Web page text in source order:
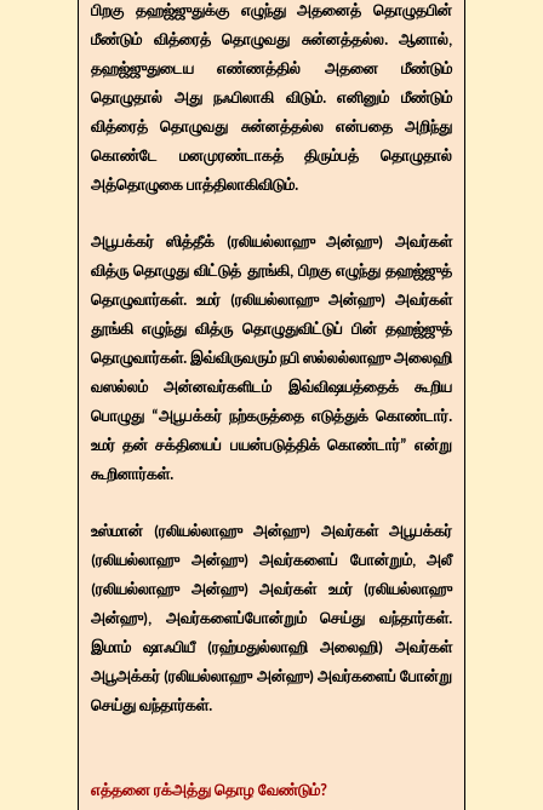
பிறகு தஹஜ்ஜுதுக்கு எழுந்து அதனைத் தொழுதபின்
மீண்டும் வித்ரைத் தொழுவது சுன்னத்தல்ல. ஆனால்,
தஹஜ்ஜுதுடைய எண்ணத்தில் அதனை மீண்டும்
தொழுதால் அது நஃபிலாகி விடும். எனினும் மீண்டும்
வித்ரைத் தொழுவது சுன்னத்தல்ல என்பதை அறிந்து
கொண்டே மனமுரண்டாகத் திரும்பத் தொழுதால்
அத்தொழுகை பாத்திலாகிவிடும்.
அபூபக்கர் ஸித்தீக் (ரலியல்லாஹு அன்ஹு) அவர்கள்
வித்ரு தொழுது விட்டுத் தூங்கி, பிறகு எழுந்து தஹஜ்ஜுத்
தொழுவார்கள். உமர் (ரலியல்லாஹு அன்ஹு) அவர்கள்
தூங்கி எழுந்து வித்ரு தொழுதுவிட்டுப் பின் தஹஜ்ஜுத்
தொழுவார்கள். இவ்விருவரும் நபி ஸல்லல்லாஹு அலைஹி
வஸல்லம் அன்னவர்களிடம் இவ்விஷயத்தைக் கூறிய
பொழுது “அபூபக்கர் நற்கருத்தை எடுத்துக் கொண்டார்.
உமர் தன் சக்தியைப் பயன்படுத்திக் கொண்டார்” என்று
கூறினார்கள்.
உஸ்மான் (ரலியல்லாஹு அன்ஹு) அவர்கள் அபூபக்கர்
(ரலியல்லாஹு அன்ஹு) அவர்களைப் போன்றும், அலீ
(ரலியல்லாஹு அன்ஹு) அவர்கள் உமர் (ரலியல்லாஹு
அன்ஹு), அவர்களைப்போன்றும் செய்து வந்தார்கள்.
இமாம் ஷாஃபியீ (ரஹ்மதுல்லாஹி அலைஹி) அவர்கள்
அபூஅக்கர் (ரலியல்லாஹு அன்ஹு) அவர்களைப் போன்று
செய்து வந்தார்கள்.
எத்தனை ரக்அத்து தொழ வேண்டும்?